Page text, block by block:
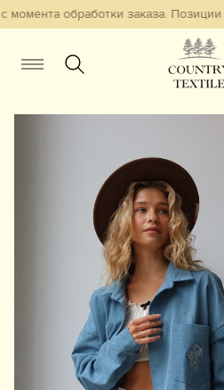
обработки заказа. Позиции
Смотреть всё
В наличии
Бестселлеры
Одежда